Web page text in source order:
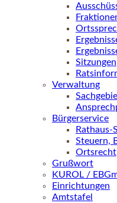
Sitzungen
Verwaltung
Bürgerservice
Rathaus-
Steuern,
Ortsrecht
Grußwort
KUROL /
Einrichtungen
Amtstafel